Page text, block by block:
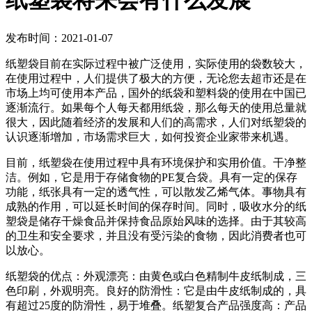
发布时间：2021-01-07
纸塑袋目前在实际过程中被广泛使用，实际使用的袋数较大，
在使用过程中，人们提供了极大的方便，无论您去超市还是在
市场上均可使用本产品，国外的纸袋和塑料袋的使用在中国已
逐渐流行。如果每个人每天都用纸袋，那么每天的使用总量就
很大，因此随着经济的发展和人们的高需求，人们对纸塑袋的
认识逐渐增加，市场需求巨大，如何投资企业家带来机遇。
目前，纸塑袋在使用过程中具有环境保护和实用价值。干净整
洁。例如，它是用于存储食物的PE复合袋。具有一定的保存
功能，纸张具有一定的透气性，可以散发乙烯气体。事物具有
成熟的作用，可以延长时间的保存时间。同时，吸收水分的纸
塑袋是储存干燥食品并保持食品原始风味的选择。由于其较高
的卫生和安全要求，并且没有受污染的食物，因此消费者也可
以放心。
纸塑袋的优点：外观漂亮：由黄色或白色精制牛皮纸制成，三
色印刷，外观明亮。良好的防滑性：它是由牛皮纸制成的，具
有超过25度的防滑性，易于堆叠。纸塑复合产品强度高：产品